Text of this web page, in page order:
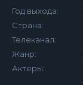
Год выхода:
Страна:
Телеканал:
Жанр:
Актеры: